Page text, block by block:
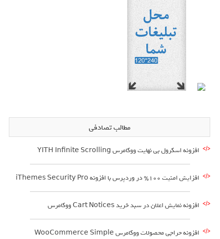
مطالب تصادفی
افزونه اسکرول بی نهایت ووکامرس YITH Infinite Scrolling
افزایش امنیت 100% در وردپرس با افزونه iThemes Security Pro
افزونه نمایش اعلان در سبد خرید Cart Notices ووکامرس
افزونه حراجی محصولات ووکامرس WooCommerce Simple